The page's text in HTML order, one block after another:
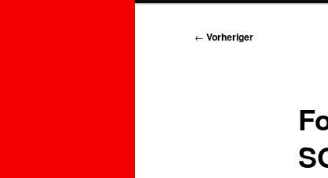
Beitragsnavigation
← Vorheriger